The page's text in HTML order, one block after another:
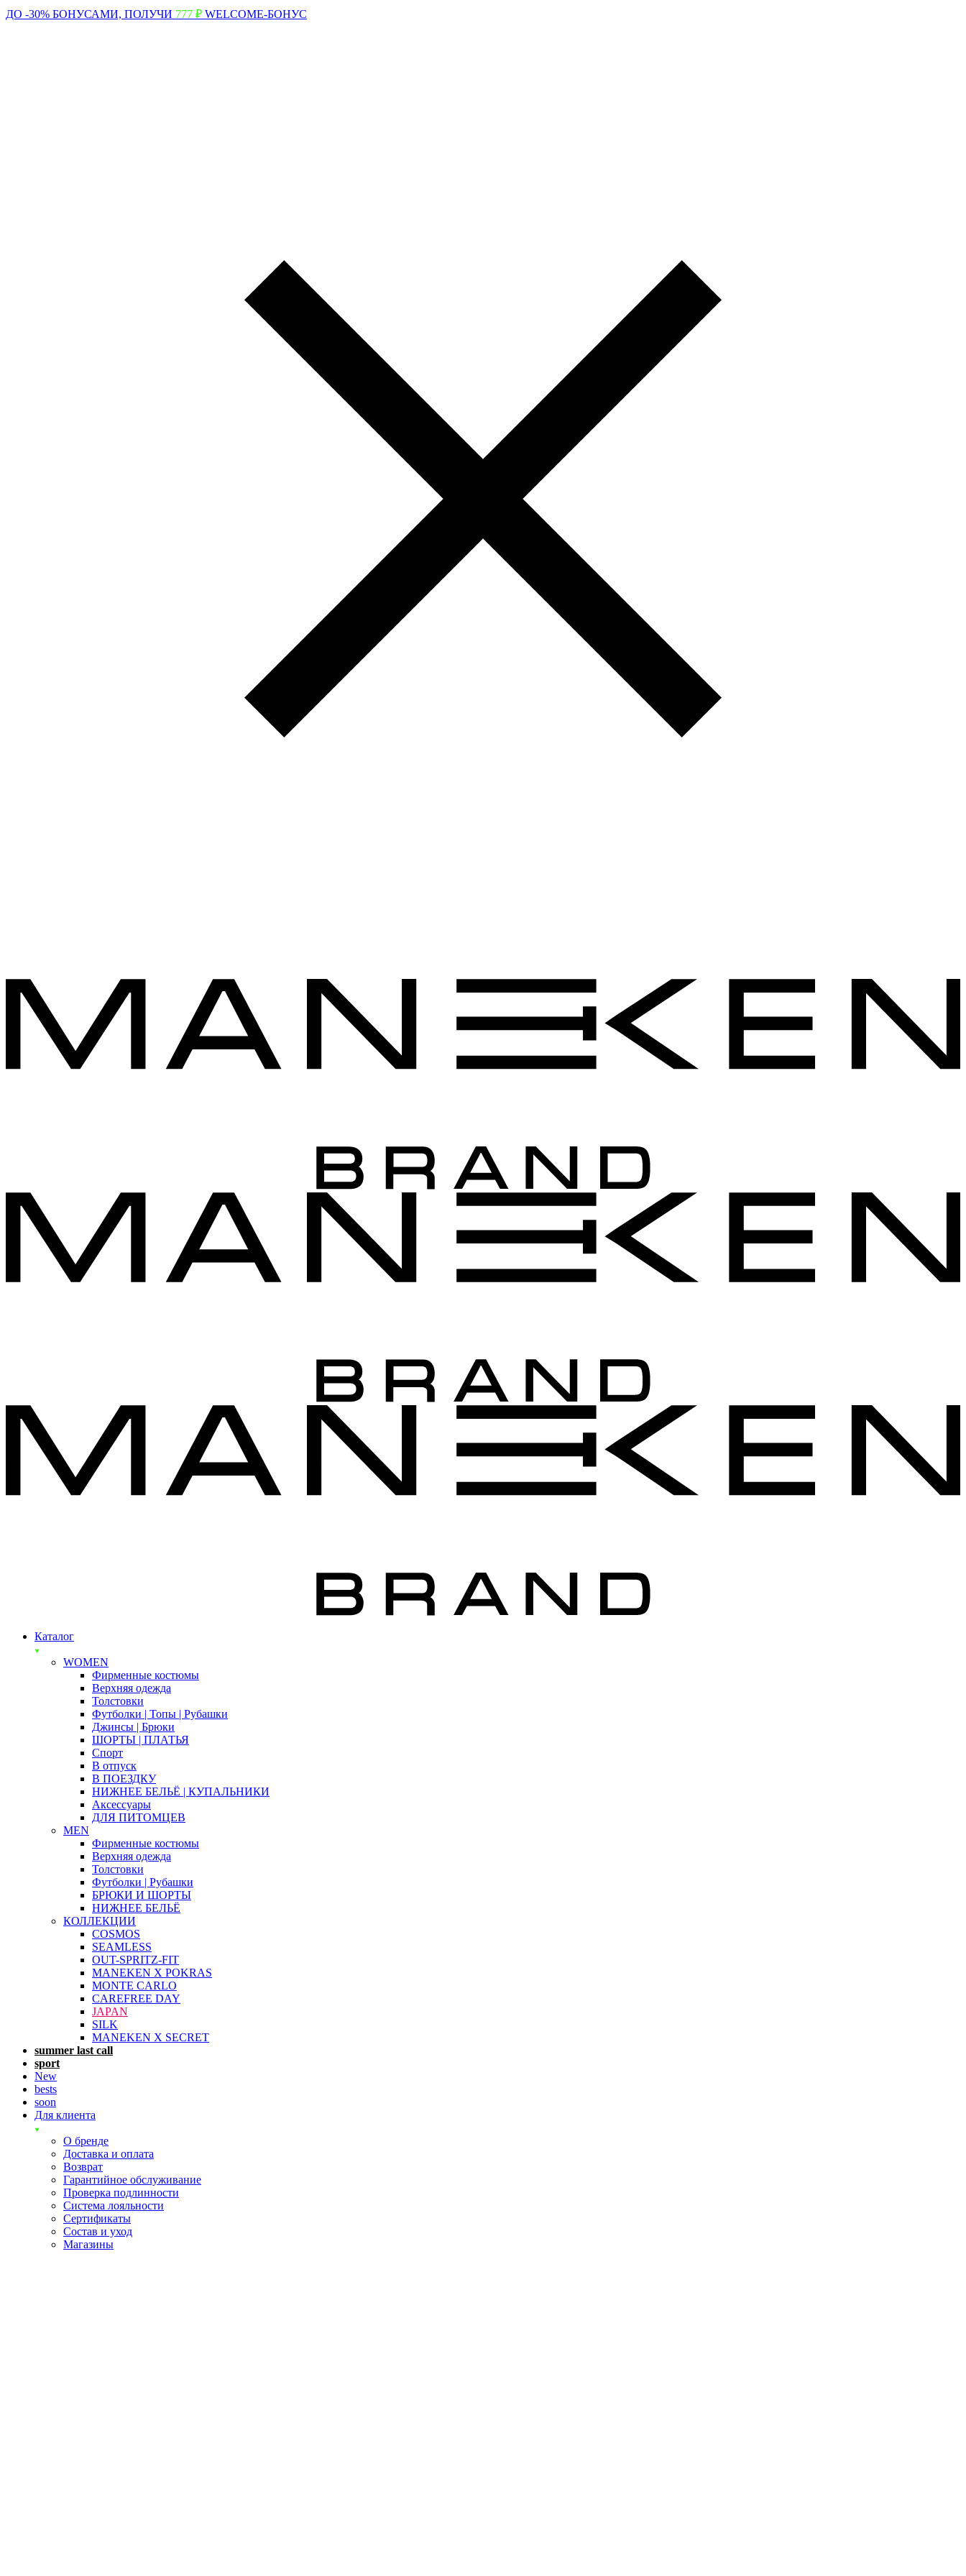
ДО -30% БОНУСАМИ, ПОЛУЧИ 777 ₽ WELCOME-БОНУС
Каталог
WOMEN
Фирменные костюмы
Верхняя одежда
Толстовки
Футболки | Топы | Рубашки
Джинсы | Брюки
ШОРТЫ | ПЛАТЬЯ
Спорт
В отпуск
В ПОЕЗДКУ
НИЖНЕЕ БЕЛЬЁ | КУПАЛЬНИКИ
Аксессуары
ДЛЯ ПИТОМЦЕВ
MEN
Фирменные костюмы
Верхняя одежда
Толстовки
Футболки | Рубашки
БРЮКИ И ШОРТЫ
НИЖНЕЕ БЕЛЬЁ
КОЛЛЕКЦИИ
COSMOS
SEAMLESS
OUT-SPRITZ-FIT
MANEKEN X POKRAS
MONTE CARLO
CAREFREE DAY
JAPAN
SILK
MANEKEN X SECRET
summer last call
sport
New
bests
soon
Для клиента
О бренде
Доставка и оплата
Возврат
Гарантийное обслуживание
Проверка подлинности
Система лояльности
Сертификаты
Состав и уход
Магазины